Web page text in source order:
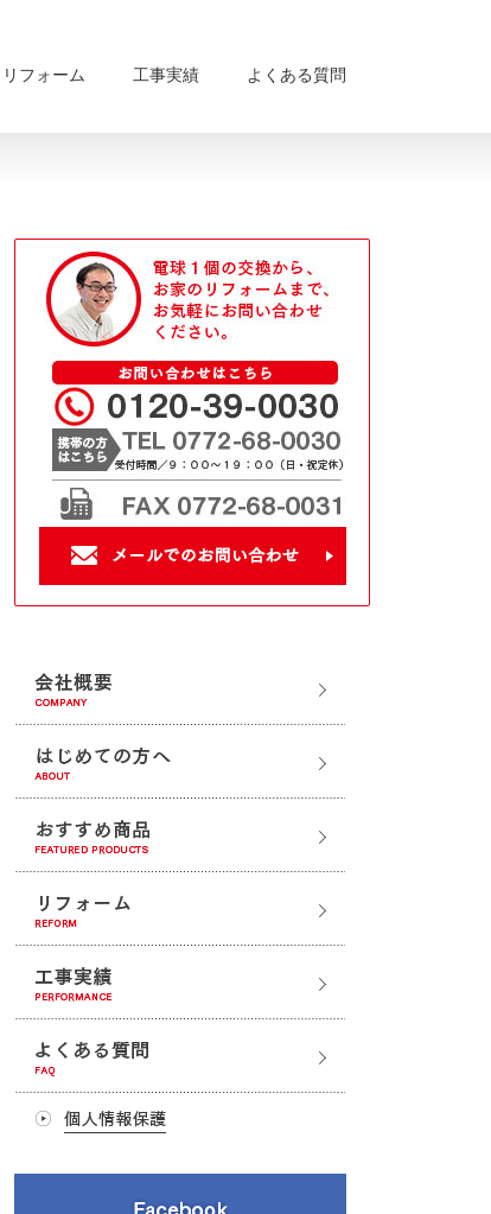
リフォーム 工事実績 よくある質問